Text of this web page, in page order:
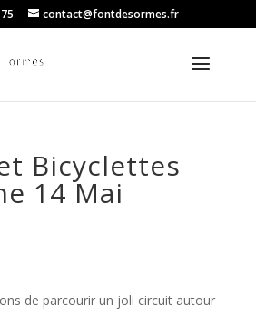
contact@fontdesormes.fr
Bicyclettes
14 Mai
de parcourir un joli circuit autour